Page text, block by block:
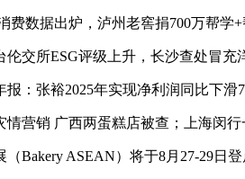
数据出炉，泸州老窖捐700万帮学+
交所ESG评级上升，长沙查处冒充
张裕2025年实现净利润同比下滑
销 广西两蛋糕店被查；上海闵行
ASEAN）将于8月27-29日